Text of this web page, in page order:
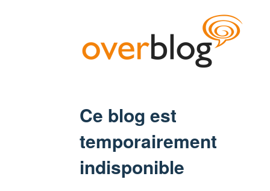
Ce blog est
temporairement
indisponible